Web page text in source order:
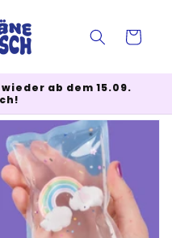
Warenkorb
ab dem 15.09.